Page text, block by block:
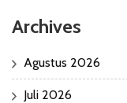
Archives
Agustus 2026
Juli 2026